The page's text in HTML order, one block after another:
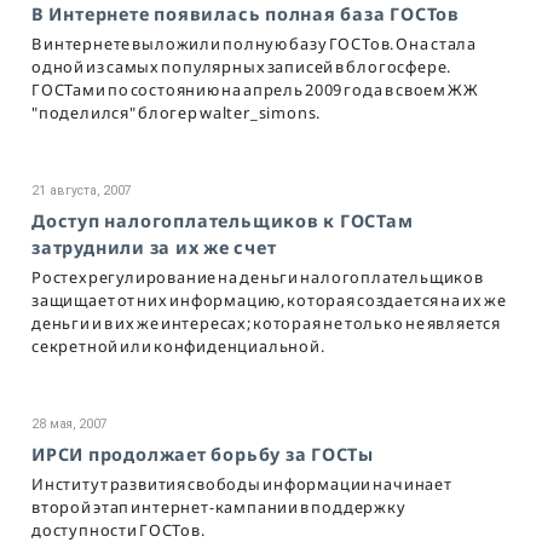
В Интернете появилась полная база ГОСТов
В интернете выложили полную базу ГОСТов. Она стала
одной из самых популярных записей в блогосфере.
ГОСТами по состоянию на апрель 2009 года в своем ЖЖ
"поделился" блогер walter_simons.
21 августа, 2007
Доступ налогоплательщиков к ГОСТам
затруднили за их же счет
Ростехрегулирование на деньги налогоплательщиков
защищает от них информацию, которая создается на их же
деньги и в их же интересах; которая не только не является
секретной или конфиденциальной.
28 мая, 2007
ИРСИ продолжает борьбу за ГОСТы
Институт развития свободы информации начинает
второй этап интернет-кампании в поддержку
доступности ГОСТов.